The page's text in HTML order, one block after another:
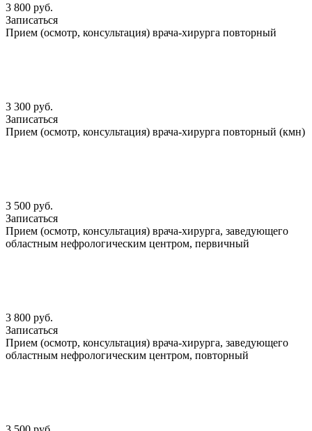
3 800 руб.
Записаться
Прием (осмотр, консультация) врача-хирурга повторный
3 300 руб.
Записаться
Прием (осмотр, консультация) врача-хирурга повторный (кмн)
3 500 руб.
Записаться
Прием (осмотр, консультация) врача-хирурга, заведующего
областным нефрологическим центром, первичный
3 800 руб.
Записаться
Прием (осмотр, консультация) врача-хирурга, заведующего
областным нефрологическим центром, повторный